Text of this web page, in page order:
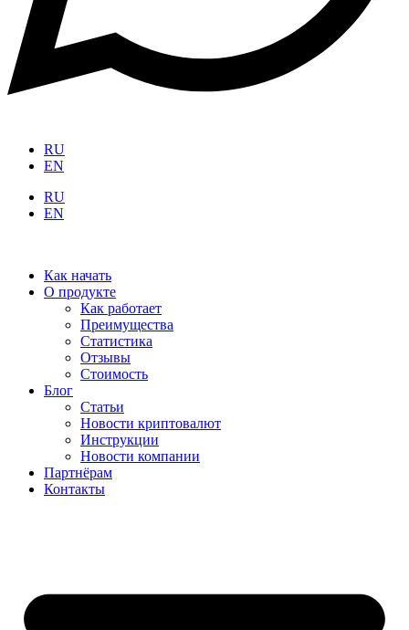
RU
EN
RU
EN
Как начать
О продукте
Как работает
Преимущества
Статистика
Отзывы
Стоимость
Блог
Статьи
Новости криптовалют
Инструкции
Новости компании
Партнёрам
Контакты